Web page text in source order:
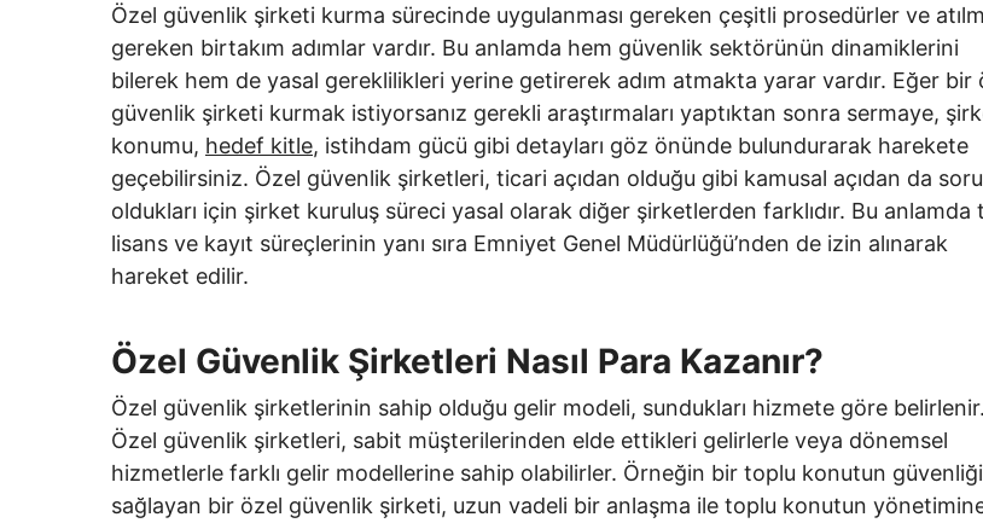
Özel güvenlik şirketi kurma sürecinde uygulanması gereken çeşitli prosedürler ve
gereken birtakım adımlar vardır. Bu anlamda hem güvenlik sektörünün dinamiklerini
bilerek hem de yasal gereklilikleri yerine getirerek adım atmakta yarar vardır. Eğer bir
güvenlik şirketi kurmak istiyorsanız gerekli araştırmaları yaptıktan sonra sermaye,
konumu, hedef kitle, istihdam gücü gibi detayları göz önünde bulundurarak harekete
geçebilirsiniz. Özel güvenlik şirketleri, ticari açıdan olduğu gibi kamusal açıdan da
oldukları için şirket kuruluş süreci yasal olarak diğer şirketlerden farklıdır. Bu anlamda
lisans ve kayıt süreçlerinin yanı sıra Emniyet Genel Müdürlüğü’nden de izin alınarak
hareket edilir.
Özel Güvenlik Şirketleri Nasıl Para Kazanır?
Özel güvenlik şirketlerinin sahip olduğu gelir modeli, sundukları hizmete göre belirlenir.
Özel güvenlik şirketleri, sabit müşterilerinden elde ettikleri gelirlerle veya dönemsel
hizmetlerle farklı gelir modellerine sahip olabilirler. Örneğin bir toplu konutun
sağlayan bir özel güvenlik şirketi, uzun vadeli bir anlaşma ile toplu konutun